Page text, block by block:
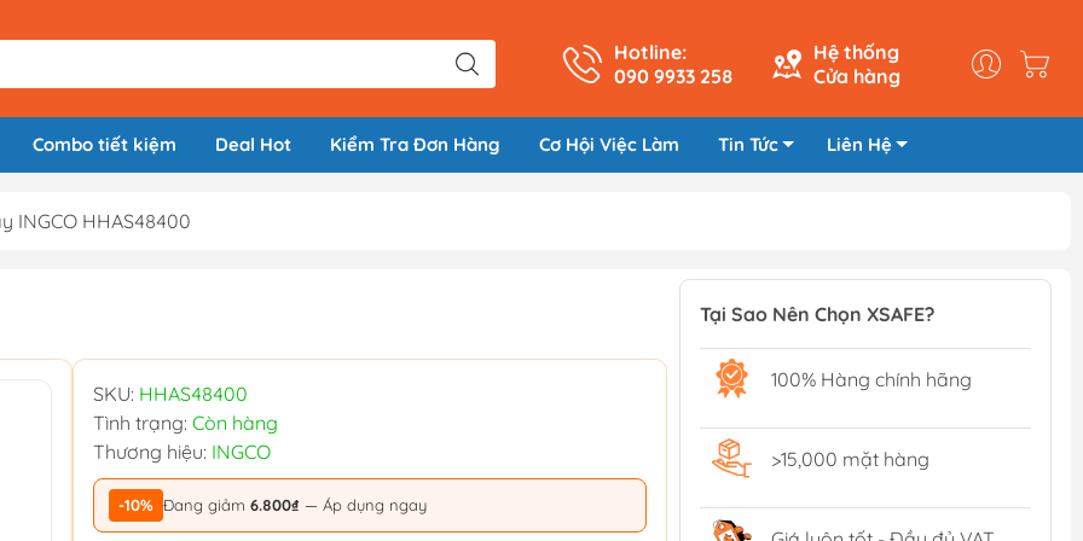
Hotline:
090 9933 258
Hệ thống
Cửa hàng
Combo tiết kiệm Deal Hot Kiểm Tra Đơn Hàng Cơ Hội Việc Làm Tin Tức Liên Hệ
INGCO HHAS48400
SKU: HHAS48400
Tình trạng: Còn hàng
Thương hiệu: INGCO
-10% Đang giảm 6.800₫ — Áp dụng ngay
Tại Sao Nên Chọn XSAFE?
100% Hàng chính hãng
>15,000 mặt hàng